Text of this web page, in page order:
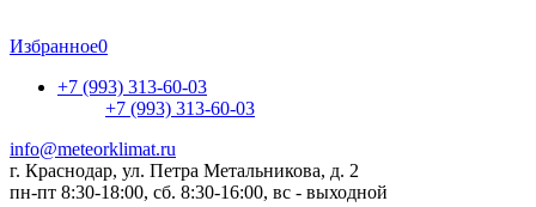
Избранное0
+7 (993) 313-60-03
+7 (993) 313-60-03
info@meteorklimat.ru
г. Краснодар, ул. Петра Метальникова, д. 2
пн-пт 8:30-18:00, сб. 8:30-16:00, вс - выходной